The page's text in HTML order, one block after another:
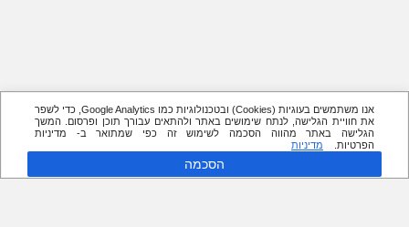
אנו משתמשים בעוגיות (Cookies) ובטכנולוגיות כמו Google Analytics, כדי לשפר
את חוויית הגלישה, לנתח שימושים באתר ולהתאים עבורך תוכן ופרסום. המשך
הגלישה באתר מהווה הסכמה לשימוש זה כפי שמתואר ב- מדיניות
הפרטיות.
מדיניות
הסכמה